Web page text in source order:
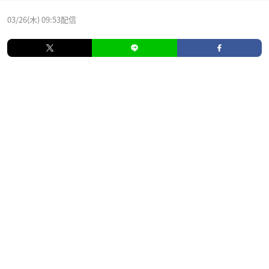
03/26(木) 09:53配信